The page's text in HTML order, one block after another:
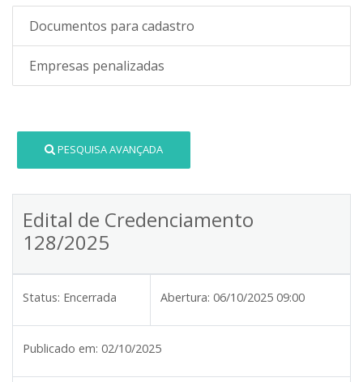
Documentos para cadastro
Empresas penalizadas
PESQUISA AVANÇADA
Edital de Credenciamento
128/2025
Status: Encerrada Abertura: 06/10/2025 09:00
Publicado em: 02/10/2025